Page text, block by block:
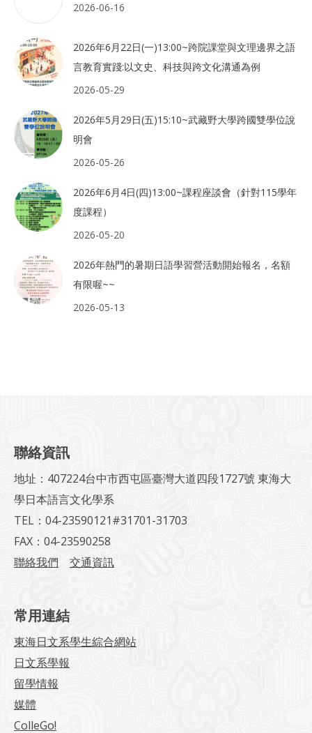
2026-06-16
2026年6月22日(一)13:00~跨院課堂與文理邊界之語
言教育實踐:以文史、科技與跨文化溝通為例
2026-05-29
2026年5月29日(五)15:10~武藏野大學跨國雙學位說
明會
2026-05-26
2026年6月4日(四)13:00~課程座談會（針對115學年
度課程）
2026-05-20
2026年熱門的暑期日語學習營活動開始報名，名額
有限喔~~
2026-05-13
聯絡資訊
地址：407224台中市西屯區臺灣大道四段1727號 東海大
學日本語言文化學系
TEL：04-23590121#31701-31703
FAX：04-23590258
聯絡我們
交通資訊
常用連結
東海日文系學生綜合網站
日文系學報
留學情報
媒體
ColleGo!